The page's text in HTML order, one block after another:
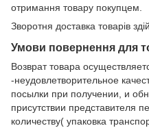
отримання товару покупцем.
Зворотня доставка товарів
Умови повернення для
Возврат товара
-неудовлетворительное
посылки при получении, и
присутствии представителя
количеству( упаковка